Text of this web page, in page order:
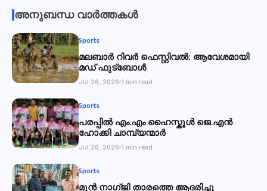
അനുബന്ധ വാർത്തകൾ
Sports
മലബാര്‍ റിവര്‍ ഫെസ്റ്റിവൽ: ആവേശമായി
മഡ് ഫുട്‌ബോൾ
Jul 26, 2026 1 min read
Sports
പരപ്പിൽ എം.എം ഹൈസ്കൂൾ ജെ.എൻ
ഹോക്കി ചാമ്പ്യന്മാർ
Jul 26, 2026 1 min read
Sports
മുൻ നാഗ്ജി താരത്തെ ആദരിച്ചു